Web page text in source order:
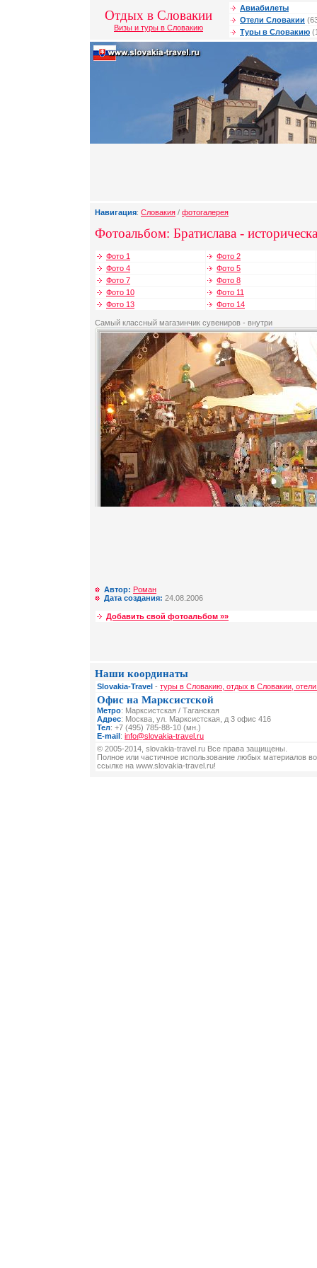
Отдых в Словакии
Визы и туры в Словакию
Авиабилеты
Отели Словакии
Туры в Словакию
Навигация: Словакия / фотогалерея
Фотоальбом: Братислава -
Фото 1
Фото 2
Фото 4
Фото 5
Фото 7
Фото 8
Фото 10
Фото 11
Фото 13
Фото 14
Самый классный магазинчик сувениров - внутри
Автор: Роман
Дата создания: 24.08.2006
Добавить свой фотоальбом »»
Наши координаты
Slovakia-Travel - туры в Словакию, отдых в Словакии,
Офис на Марксистской
Метро: Марксистская / Таганская
Адрес: Москва, ул. Марксистская, д 3 офис 416
Тел: +7 (495) 785-88-10 (мн.)
E-mail: info@slovakia-travel.ru
© 2005-2014, slovakia-travel.ru Все права защищены.
Полное или частичное использование любых материалов
ссылке на www.slovakia-travel.ru!